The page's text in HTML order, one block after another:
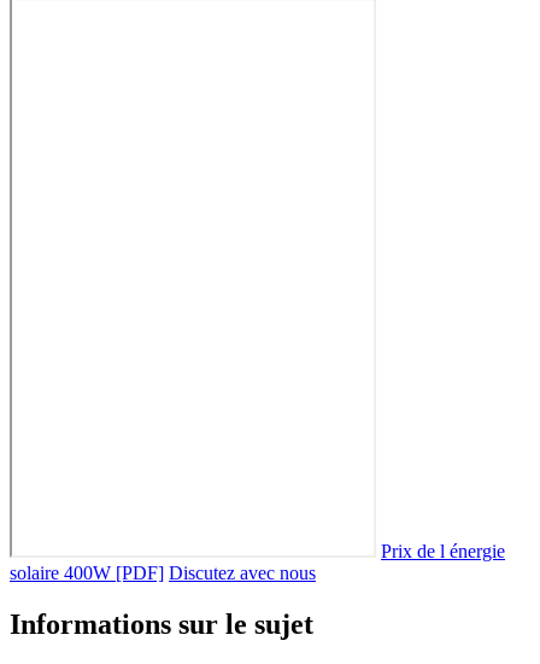
Prix de l énergie
solaire 400W [PDF] Discutez avec nous
Informations sur le sujet